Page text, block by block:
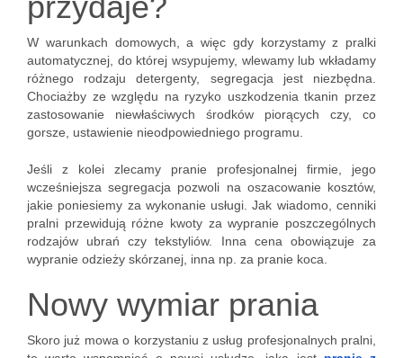
W warunkach domowych, a więc gdy korzystamy z pralki
automatycznej, do której wsypujemy, wlewamy lub wkładamy
różnego rodzaju detergenty, segregacja jest niezbędna.
Chociażby ze względu na ryzyko uszkodzenia tkanin przez
zastosowanie niewłaściwych środków piorących czy, co
gorsze, ustawienie nieodpowiedniego programu.
Jeśli z kolei zlecamy pranie profesjonalnej firmie, jego
wcześniejsza segregacja pozwoli na oszacowanie kosztów,
jakie poniesiemy za wykonanie usługi. Jak wiadomo, cenniki
pralni przewidują różne kwoty za wypranie poszczególnych
rodzajów ubrań czy tekstyliów. Inna cena obowiązuje za
wypranie odzieży skórzanej, inna np. za pranie koca.
Nowy wymiar prania
Skoro już mowa o korzystaniu z usług profesjonalnych pralni,